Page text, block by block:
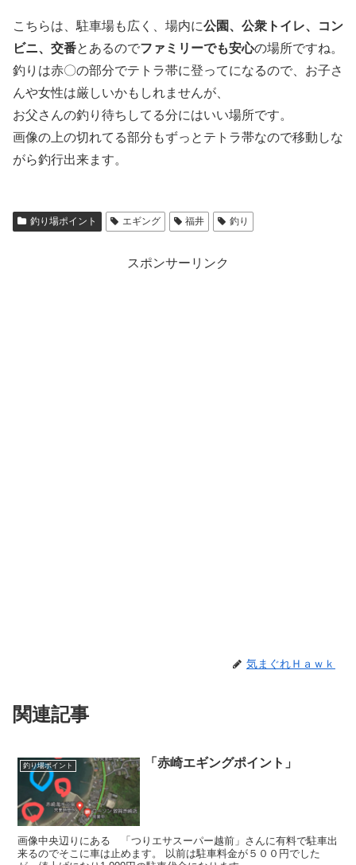
こちらは、駐車場も広く、場内に公園、公衆トイレ、コン
ビニ、交番とあるのでファミリーでも安心の場所ですね。
釣りは赤〇の部分でテトラ帯に登ってになるので、お子さ
んや女性は厳しいかもしれませんが、
お父さんの釣り待ちしてる分にはいい場所です。
画像の上の切れてる部分もずっとテトラ帯なので移動しな
がら釣行出来ます。
釣り場ポイント エギング 福井 釣り
スポンサーリンク
気まぐれＨａｗｋ
関連記事
釣り場ポイント 「赤崎エギングポイント」
画像中央辺りにある 「つりエサスーパー越前」さんに有料で駐車出
来るのでそこに車は止めます。 以前は駐車料金が５００円でした